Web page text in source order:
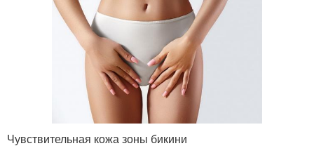
Чувствительная кожа зоны бикини